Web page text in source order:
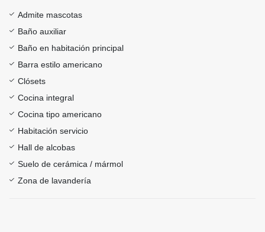
Admite mascotas
Baño auxiliar
Baño en habitación principal
Barra estilo americano
Clósets
Cocina integral
Cocina tipo americano
Habitación servicio
Hall de alcobas
Suelo de cerámica / mármol
Zona de lavandería